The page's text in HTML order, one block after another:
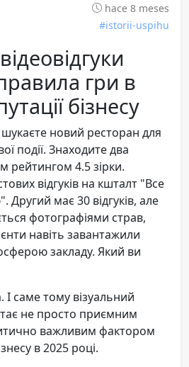
hace 8 meses
#istorii-uspihu
гри в
бізнесу
шукаєте новий ресторан для
події. Знаходите два
рейтингом 4.5 зірки.
відгуків на кшталт "Все
має 30 відгуків, але
фотографіями страв,
навіть завантажили
закладу. Який ви
І саме тому візуальний
не просто приємним
важливим фактором
в 2025 році.